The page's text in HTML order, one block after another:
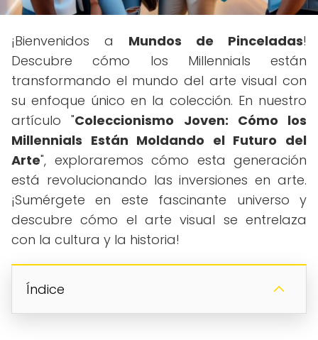
¡Bienvenidos a Mundos de Pinceladas!
Descubre cómo los Millennials están
transformando el mundo del arte visual con
su enfoque único en la colección. En nuestro
artículo "Coleccionismo Joven: Cómo los
Millennials Están Moldando el Futuro del
Arte", exploraremos cómo esta generación
está revolucionando las inversiones en arte.
¡Sumérgete en este fascinante universo y
descubre cómo el arte visual se entrelaza
con la cultura y la historia!
Índice